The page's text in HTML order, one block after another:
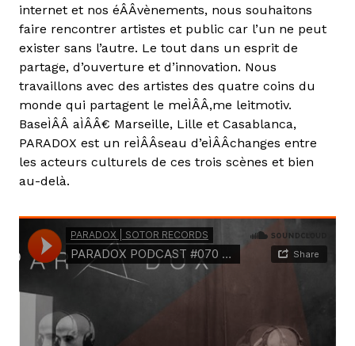
internet et nos éÂÂvènements, nous souhaitons
faire rencontrer artistes et public car l’un ne peut
exister sans l’autre. Le tout dans un esprit de
partage, d’ouverture et d’innovation. Nous
travaillons avec des artistes des quatre coins du
monde qui partagent le meÌÂÂ‚me leitmotiv.
BaseÌÂÂ aÌÂÂ€ Marseille, Lille et Casablanca,
PARADOX est un reÌÂÂseau d’eÌÂÂchanges entre
les acteurs culturels de ces trois scènes et bien
au-delà.